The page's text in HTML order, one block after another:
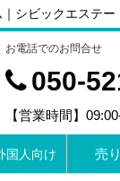
シビックエステー
お電話でのお問合せ
050-
【営業時間】
国人向け 売